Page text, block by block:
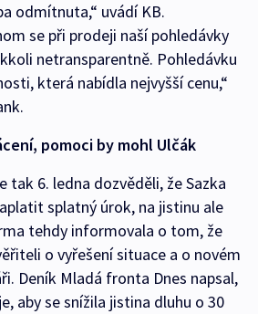
odmítnuta,“ uvádí KB.
se při prodeji naší pohledávky
netransparentně. Pohledávku
která nabídla nejvyšší cenu,“
pomoci by mohl Ulčák
tak 6. ledna dozvěděli, že Sazka
splatný úrok, na jistinu ale
tehdy informovala o tom, že
o vyřešení situace a o novém
Deník Mladá fronta Dnes napsal,
aby se snížila jistina dluhu o 30